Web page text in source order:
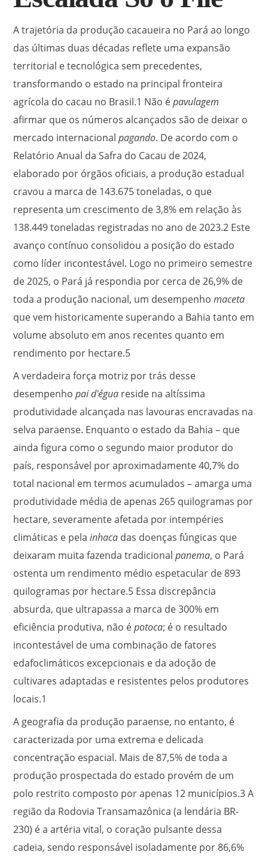
A trajetória da produção cacaueira no Pará ao longo
das últimas duas décadas reflete uma expansão
territorial e tecnológica sem precedentes,
transformando o estado na principal fronteira
agrícola do cacau no Brasil.1 Não épavulagem
afirmar que os números alcançados são de deixar o
mercado internacionalpagando. De acordo com o
Relatório Anual da Safra do Cacau de 2024,
elaborado por órgãos oficiais, a produção estadual
cravou a marca de 143.675 toneladas, o que
representa um crescimento de 3,8% em relação às
138.449 toneladas registradas no ano de 2023.2 Este
avanço contínuo consolidou a posição do estado
como líder incontestável. Logo no primeiro semestre
de 2025, o Pará já respondia por cerca de 26,9% de
toda a produção nacional, um desempenhomaceta
que vem historicamente superando a Bahia tanto em
volume absoluto em anos recentes quanto em
rendimento por hectare.5
A verdadeira força motriz por trás desse
desempenhopai d'égua reside na altíssima
produtividade alcançada nas lavouras encravadas na
selva paraense. Enquanto o estado da Bahia – que
ainda figura como o segundo maior produtor do
país, responsável por aproximadamente 40,7% do
total nacional em termos acumulados – amarga uma
produtividade média de apenas 265 quilogramas por
hectare, severamente afetada por intempéries
climáticas e pelainhaca das doenças fúngicas que
deixaram muita fazenda tradicionalpanema, o Pará
ostenta um rendimento médio espetacular de 893
quilogramas por hectare.5 Essa discrepância
absurda, que ultrapassa a marca de 300% em
eficiência produtiva, não épotoca; é o resultado
incontestável de uma combinação de fatores
edafoclimáticos excepcionais e da adoção de
cultivares adaptadas e resistentes pelos produtores
locais.1
A geografia da produção paraense, no entanto, é
caracterizada por uma extrema e delicada
concentração espacial. Mais de 87,5% de toda a
produção prospectada do estado provém de um
polo restrito composto por apenas 12 municípios.3A
região da Rodovia Transamazônica (a lendária BR-
230) é a artéria vital, o coração pulsante dessa
cadeia, sendo responsável isoladamente por 86,6%